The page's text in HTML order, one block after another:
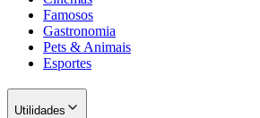
Famosos
Gastronomia
Pets & Animais
Esportes
Utilidades